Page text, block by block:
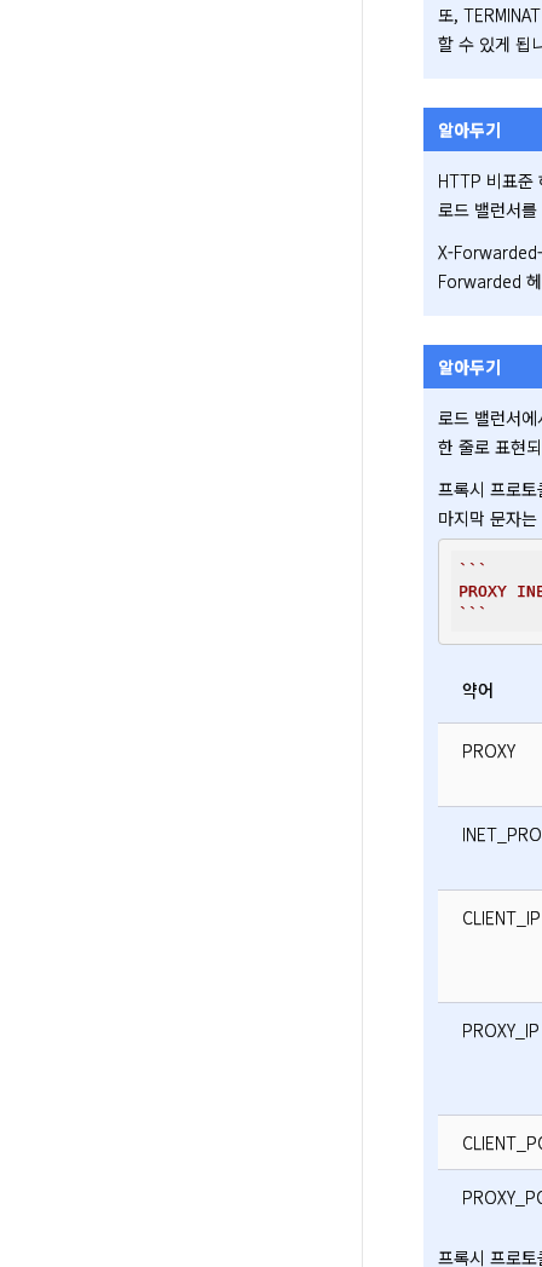
또,
할 수 있게 됩
알아두기
HTTP 비표준
로드 밸런서
X-
Forwarded
알아두기
로드 밸런서
한 줄로 표현
프록시 프로
마지막 문자
`` `
PROXY
` ``
약어
PROXY
CLIENT_IP
PROXY_IP
프록시 프로